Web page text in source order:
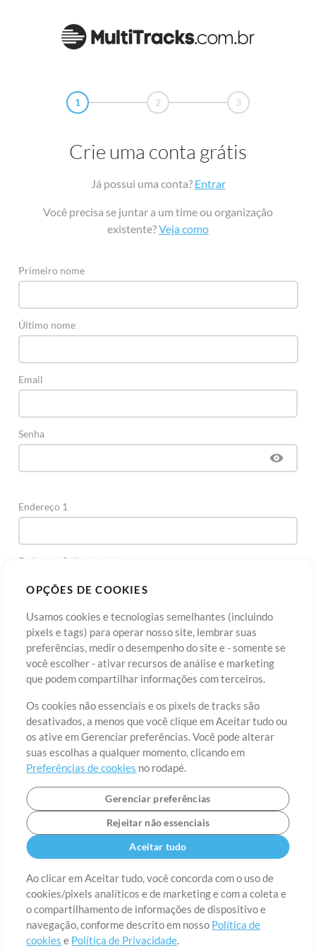
OPÇÕES DE COOKIES
Usamos cookies e tecnologias semelhantes (incluindo
pixels e tags) para operar nosso site, lembrar suas
preferências, medir o desempenho do site e - somente se
você escolher - ativar recursos de análise e marketing
que podem compartilhar informações com terceiros.
Os cookies não essenciais e os pixels de tracks são
desativados, a menos que você clique em Aceitar tudo ou
os ative em Gerenciar preferências. Você pode alterar
suas escolhas a qualquer momento, clicando em
Preferências de cookies no rodapé.
Gerenciar preferências
Rejeitar não essenciais
Aceitar tudo
Ao clicar em Aceitar tudo, você concorda com o uso de
cookies/pixels analíticos e de marketing e com a coleta e
o compartilhamento de informações de dispositivo e
navegação, conforme descrito em nosso Política de
cookies e Política de Privacidade.
1 2 3
Crie uma conta grátis
Já possui uma conta? Entrar
Você precisa se juntar a um time ou organização
existente?Veja como
Primeiro nome
Último nome
Email
Senha
Endereço 1
Endereço 2 (Opcional)
Cidade
País CEP
Estado Idioma
Sobre Termos de Uso Política de Privacidade
Preferências de
cookies
Contato
©2006-2026 por MultiTracks LLC. Todos os Direitos Reservados.